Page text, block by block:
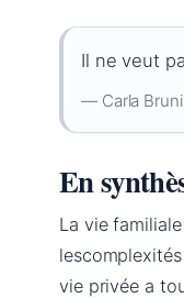
Il ne veut
— Carla
En
La vie
vie privée a